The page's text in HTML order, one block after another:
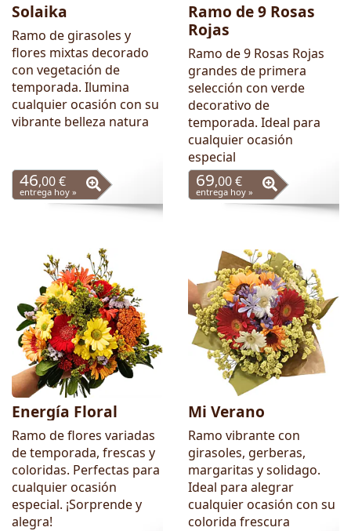
Solaika
Ramo de girasoles y
flores mixtas decorado
con vegetación de
temporada. Ilumina
cualquier ocasión con su
vibrante belleza natura
46,00 €
entrega hoy »
Ramo de 9 Rosas
Rojas
Ramo de 9 Rosas Rojas
grandes de primera
selección con verde
decorativo de
temporada. Ideal para
cualquier ocasión
especial
69,00 €
entrega hoy »
Energía Floral
Ramo de flores variadas
de temporada, frescas y
coloridas. Perfectas para
cualquier ocasión
especial. ¡Sorprende y
alegra!
Mi Verano
Ramo vibrante con
girasoles, gerberas,
margaritas y solidago.
Ideal para alegrar
cualquier ocasión con su
colorida frescura